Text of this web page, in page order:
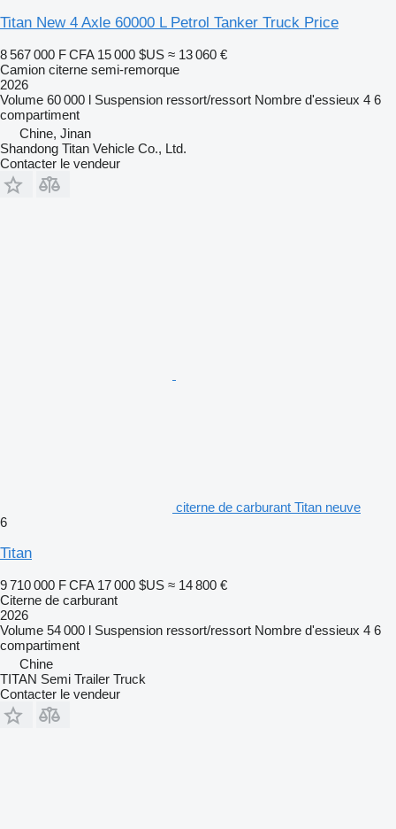
Titan New 4 Axle 60000 L Petrol Tanker Truck Price
8 567 000 F CFA 15 000 $US ≈ 13 060 €
Camion citerne semi-remorque
2026
Volume 60 000 l Suspension ressort/ressort Nombre d'essieux 4 6
compartiment
Chine, Jinan
Shandong Titan Vehicle Co., Ltd.
Contacter le vendeur
citerne de carburant Titan neuve
6
Titan
9 710 000 F CFA 17 000 $US ≈ 14 800 €
Citerne de carburant
2026
Volume 54 000 l Suspension ressort/ressort Nombre d'essieux 4 6
compartiment
Chine
TITAN Semi Trailer Truck
Contacter le vendeur